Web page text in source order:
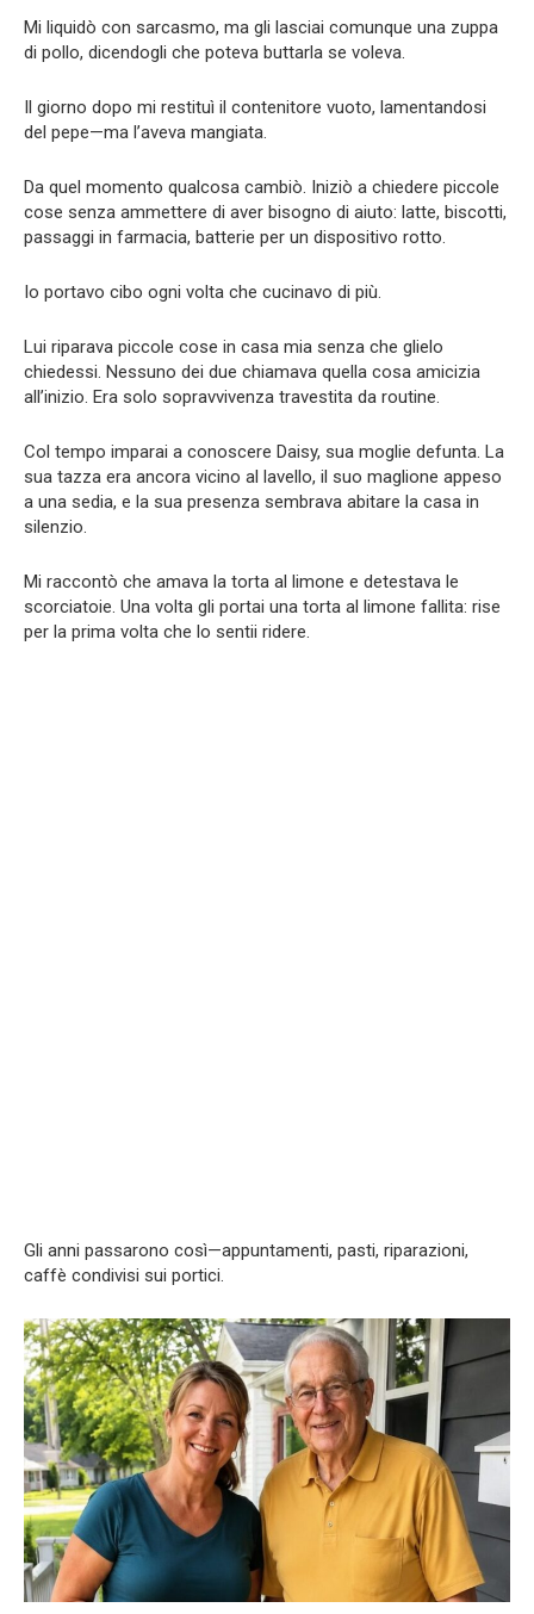
Mi liquidò con sarcasmo, ma gli lasciai comunque una zuppa
di pollo, dicendogli che poteva buttarla se voleva.
Il giorno dopo mi restituì il contenitore vuoto, lamentandosi
del pepe—ma l’aveva mangiata.
Da quel momento qualcosa cambiò. Iniziò a chiedere piccole
cose senza ammettere di aver bisogno di aiuto: latte, biscotti,
passaggi in farmacia, batterie per un dispositivo rotto.
Io portavo cibo ogni volta che cucinavo di più.
Lui riparava piccole cose in casa mia senza che glielo
chiedessi. Nessuno dei due chiamava quella cosa amicizia
all’inizio. Era solo sopravvivenza travestita da routine.
Col tempo imparai a conoscere Daisy, sua moglie defunta. La
sua tazza era ancora vicino al lavello, il suo maglione appeso
a una sedia, e la sua presenza sembrava abitare la casa in
silenzio.
Mi raccontò che amava la torta al limone e detestava le
scorciatoie. Una volta gli portai una torta al limone fallita: rise
per la prima volta che lo sentii ridere.
Gli anni passarono così—appuntamenti, pasti, riparazioni,
caffè condivisi sui portici.